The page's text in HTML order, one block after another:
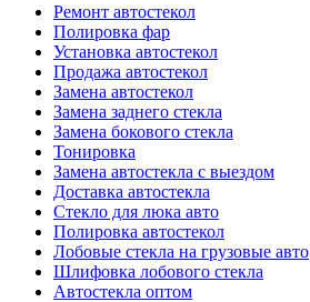
Ремонт автостекол
Полировка фар
Установка автостекол
Продажа автостекол
Замена автостекол
Замена заднего стекла
Замена бокового стекла
Тонировка
Замена автостекла с выездом
Доставка автостекла
Стекло для люка авто
Полировка автостекол
Лобовые стекла на грузовые авто
Шлифовка лобового стекла
Автостекла оптом